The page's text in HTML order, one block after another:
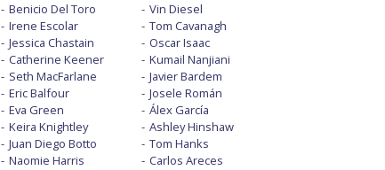
Benicio Del Toro
Irene Escolar
Jessica Chastain
Catherine Keener
Seth MacFarlane
Eric Balfour
Eva Green
Keira Knightley
Juan Diego Botto
Naomie Harris
Vin Diesel
Tom Cavanagh
Oscar Isaac
Kumail Nanjiani
Javier Bardem
Josele Román
Álex García
Ashley Hinshaw
Tom Hanks
Carlos Areces